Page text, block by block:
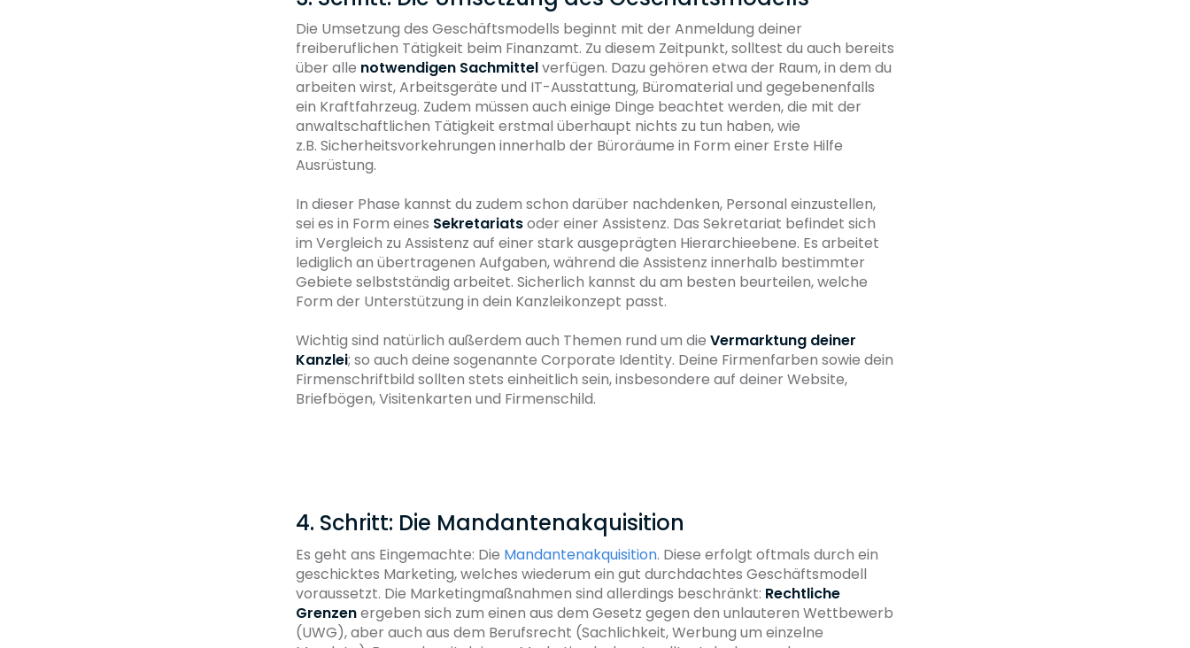
Die Umsetzung des Geschäftsmodells beginnt mit der Anmeldung deiner
freiberuflichen Tätigkeit beim Finanzamt. Zu diesem Zeitpunkt, solltest du auch bereits
über alle notwendigen Sachmittelverfügen. Dazu gehören etwa der Raum, in dem du
arbeiten wirst, Arbeitsgeräte und IT-Ausstattung, Büromaterial und gegebenenfalls
ein Kraftfahrzeug. Zudem müssen auch einige Dinge beachtet werden, die mit der
anwaltschaftlichen Tätigkeit erstmal überhaupt nichts zu tun haben, wie
z.B. Sicherheitsvorkehrungen innerhalb der Büroräume in Form einer Erste Hilfe
Ausrüstung.
In dieser Phase kannst du zudem schon darüber nachdenken, Personal einzustellen,
sei es in Form eines Sekretariatsoder einer Assistenz. Das Sekretariat befindet sich
im Vergleich zu Assistenz auf einer stark ausgeprägten Hierarchieebene. Es arbeitet
lediglich an übertragenen Aufgaben, während die Assistenz innerhalb bestimmter
Gebiete selbstständig arbeitet. Sicherlich kannst du am besten beurteilen, welche
Form der Unterstützung in dein Kanzleikonzept passt.
Wichtig sind natürlich außerdem auch Themen rund um die Vermarktung deiner
Kanzlei; so auch deine sogenannte Corporate Identity. Deine Firmenfarben sowie dein
Firmenschriftbild sollten stets einheitlich sein, insbesondere auf deiner Website,
Briefbögen, Visitenkarten und Firmenschild.
4. Schritt: Die Mandantenakquisition
Es geht ans Eingemachte: Die Mandantenakquisition. Diese erfolgt oftmals durch ein
geschicktes Marketing, welches wiederum ein gut durchdachtes Geschäftsmodell
voraussetzt. Die Marketingmaßnahmen sind allerdings beschränkt: Rechtliche
Grenzenergeben sich zum einen aus dem Gesetz gegen den unlauteren Wettbewerb
(UWG), aber auch aus dem Berufsrecht (Sachlichkeit, Werbung um einzelne